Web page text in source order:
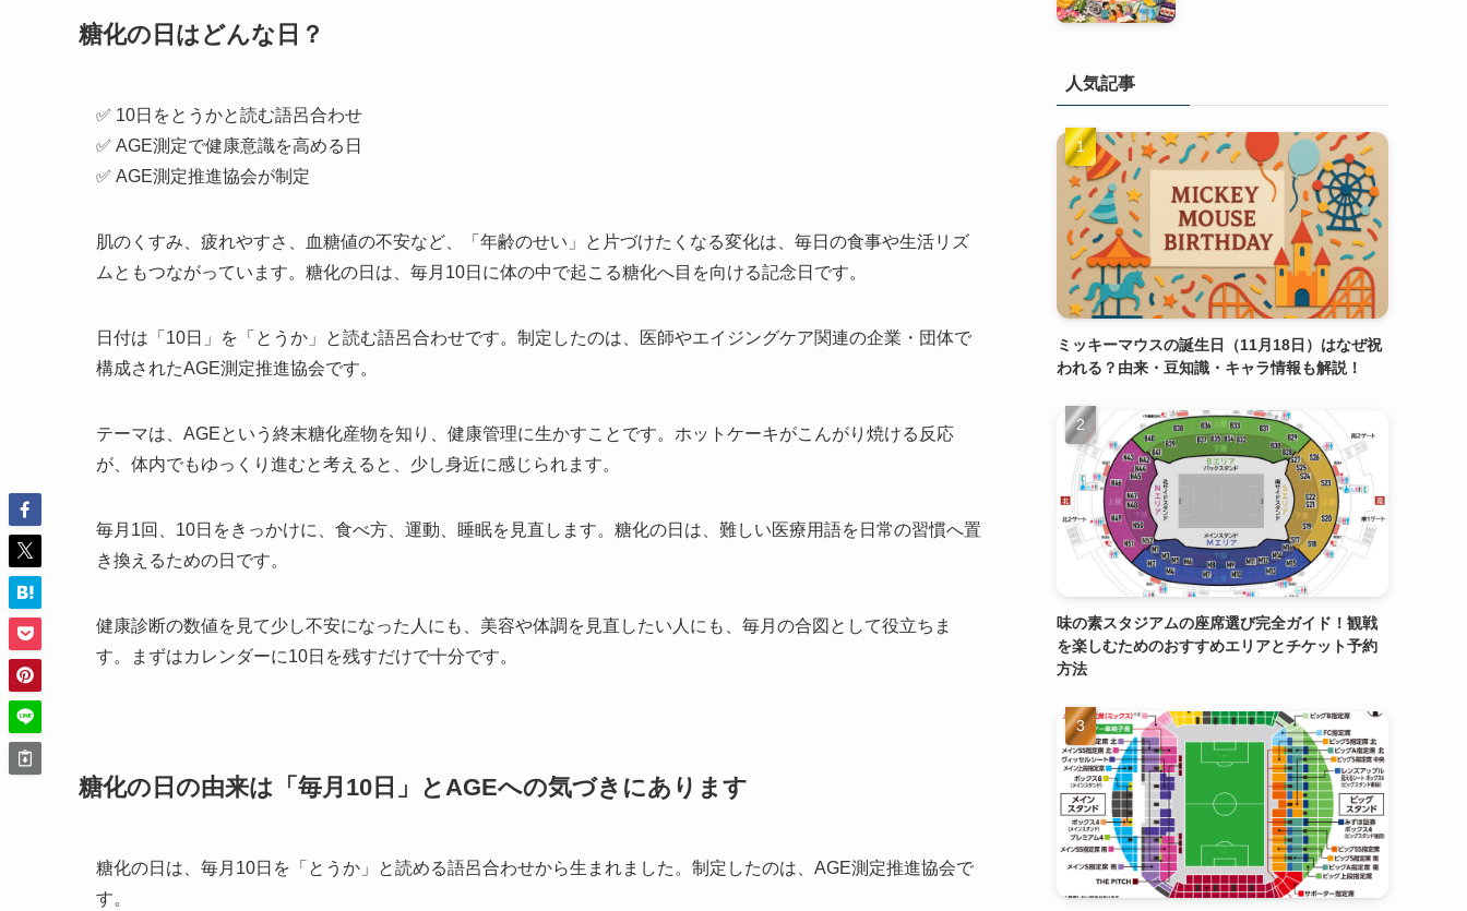
糖化の日はどんな日？
✅ 10日をとうかと読む語呂合わせ
✅ AGE測定で健康意識を高める日
✅ AGE測定推進協会が制定
肌のくすみ、疲れやすさ、血糖値の不安など、「年齢のせい」と片づけたくなる変化は、毎日の食事や生活リズ
ムともつながっています。糖化の日は、毎月10日に体の中で起こる糖化へ目を向ける記念日です。
日付は「10日」を「とうか」と読む語呂合わせです。制定したのは、医師やエイジングケア関連の企業・団体で
構成されたAGE測定推進協会です。
テーマは、AGEという終末糖化産物を知り、健康管理に生かすことです。ホットケーキがこんがり焼ける反応
が、体内でもゆっくり進むと考えると、少し身近に感じられます。
毎月1回、10日をきっかけに、食べ方、運動、睡眠を見直します。糖化の日は、難しい医療用語を日常の習慣へ置
き換えるための日です。
健康診断の数値を見て少し不安になった人にも、美容や体調を見直したい人にも、毎月の合図として役立ちま
す。まずはカレンダーに10日を残すだけで十分です。
糖化の日の由来は「毎月10日」とAGEへの気づきにあります
糖化の日は、毎月10日を「とうか」と読める語呂合わせから生まれました。制定したのは、AGE測定推進協会で
す。
人気記事
ミッキーマウスの誕生日（11月18日）はなぜ祝
われる？由来・豆知識・キャラ情報も解説！
味の素スタジアムの座席選び完全ガイド！観戦
を楽しむためのおすすめエリアとチケット予約
方法